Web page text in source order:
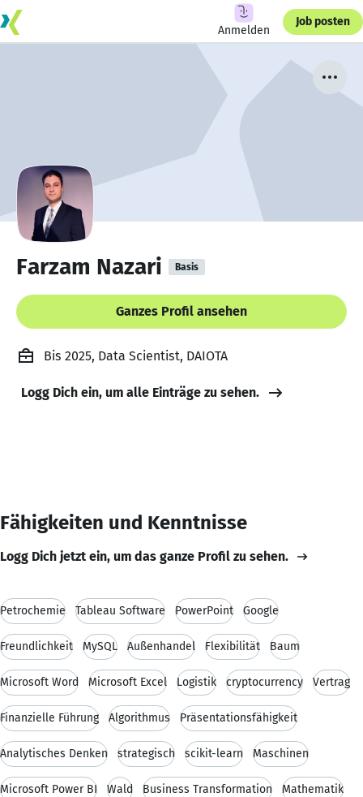
Anmelden
Job posten
Farzam Nazari Basis
Ganzes Profil ansehen
Bis 2025, Data Scientist, DAIOTA
Logg Dich ein, um alle Einträge zu sehen.
Fähigkeiten und Kenntnisse
Logg Dich jetzt ein, um das ganze Profil zu sehen.
Petrochemie Tableau Software PowerPoint Google
Freundlichkeit MySQL Außenhandel Flexibilität Baum
Microsoft Word Microsoft Excel Logistik cryptocurrency Vertrag
Finanzielle Führung Algorithmus Präsentationsfähigkeit
Analytisches Denken strategisch scikit-learn Maschinen
Microsoft Power BI Wald Business Transformation Mathematik